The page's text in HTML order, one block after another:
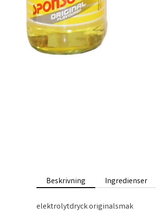
Beskrivning Ingredienser
elektrolytdryck originalsmak